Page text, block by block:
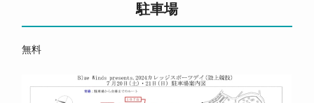
駐車場
無料